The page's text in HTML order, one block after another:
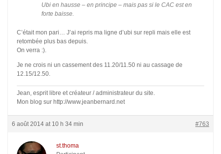
Ubi en hausse – en principe – mais pas si le CAC est en
forte baisse.
C’était mon pari… J’ai repris ma ligne d’ubi sur repli mais elle est
retombée plus bas depuis.
On verra :).
Je ne crois ni un cassement des 11.20/11.50 ni au cassage de
12.15/12.50.
Jean, esprit libre et créateur / administrateur du site.
Mon blog sur http://www.jeanbernard.net
6 août 2014 at 10 h 34 min #763
st.thoma